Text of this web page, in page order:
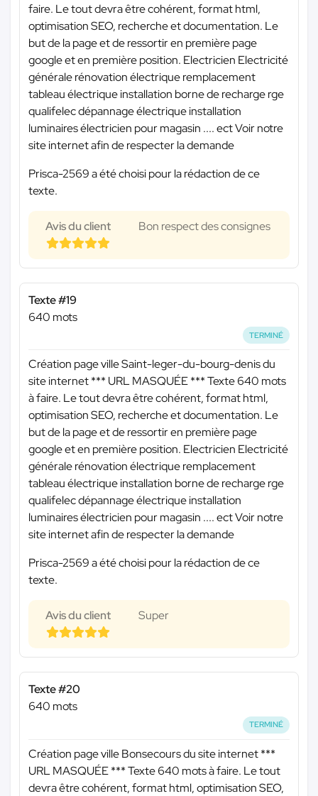
faire. Le tout devra être cohérent, format html,
optimisation SEO, recherche et documentation. Le
but de la page et de ressortir en première page
google et en première position. Electricien Electricité
générale rénovation électrique remplacement
tableau électrique installation borne de recharge rge
qualifelec dépannage électrique installation
luminaires électricien pour magasin .... ect Voir notre
site internet afin de respecter la demande
Prisca-2569 a été choisi pour la rédaction de ce
texte.
Avis du client Bon respect des consignes
Texte #19
640 mots
TERMINÉ
Création page ville Saint-leger-du-bourg-denis du
site internet*** URL MASQUÉE ***Texte 640 mots
à faire. Le tout devra être cohérent, format html,
optimisation SEO, recherche et documentation. Le
but de la page et de ressortir en première page
google et en première position. Electricien Electricité
générale rénovation électrique remplacement
tableau électrique installation borne de recharge rge
qualifelec dépannage électrique installation
luminaires électricien pour magasin .... ect Voir notre
site internet afin de respecter la demande
Prisca-2569 a été choisi pour la rédaction de ce
texte.
Avis du client Super
Texte #20
640 mots
TERMINÉ
Création page ville Bonsecours du site internet***
URL MASQUÉE ***Texte 640 mots à faire. Le tout
devra être cohérent, format html, optimisation SEO,